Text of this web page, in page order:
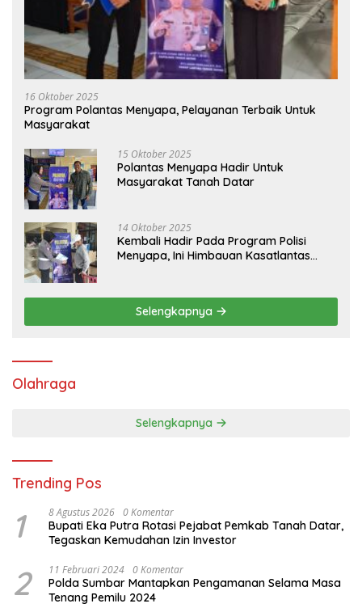
16 Oktober 2025
Program Polantas Menyapa, Pelayanan Terbaik Untuk
Masyarakat
15 Oktober 2025
Polantas Menyapa Hadir Untuk
Masyarakat Tanah Datar
14 Oktober 2025
Kembali Hadir Pada Program Polisi
Menyapa, Ini Himbauan Kasatlantas
Selengkapnya
Olahraga
Selengkapnya
Trending Pos
1 8 Agustus 2026 0 Komentar
Bupati Eka Putra Rotasi Pejabat Pemkab Tanah Datar,
Tegaskan Kemudahan Izin Investor
2 11 Februari 2024 0 Komentar
Polda Sumbar Mantapkan Pengamanan Selama Masa
Tenang Pemilu 2024